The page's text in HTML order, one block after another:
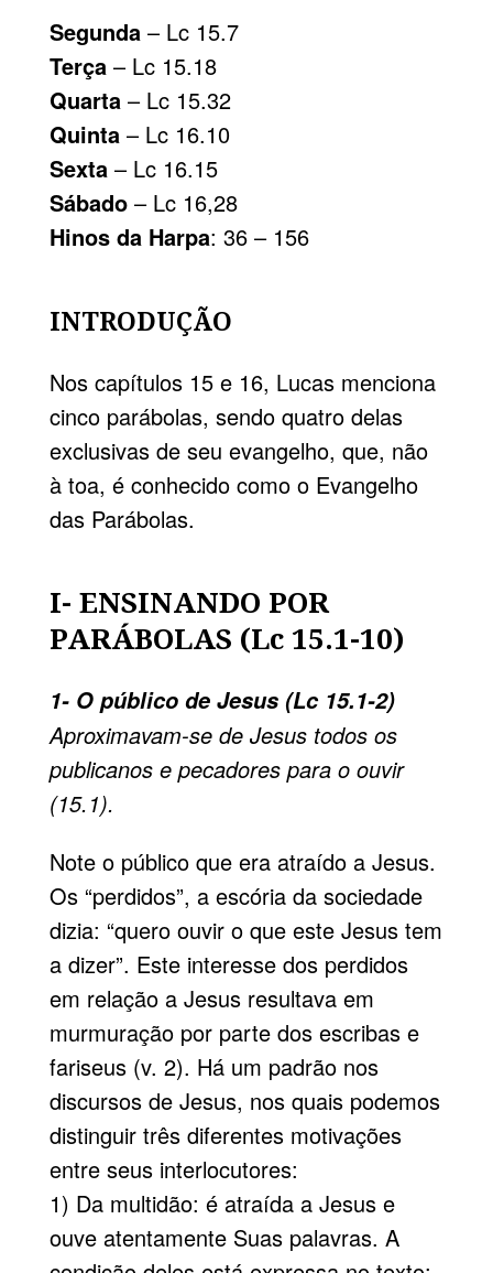
Segunda – Lc 15.7
Terça – Lc 15.18
Quarta – Lc 15.32
Quinta – Lc 16.10
Sexta – Lc 16.15
Sábado – Lc 16,28
Hinos da Harpa: 36 – 156
INTRODUÇÃO
Nos capítulos 15 e 16, Lucas menciona
cinco parábolas, sendo quatro delas
exclusivas de seu evangelho, que, não
à toa, é conhecido como o Evangelho
das Parábolas.
I- ENSINANDO POR
PARÁBOLAS (Lc 15.1-10)
1- O público de Jesus (Lc 15.1-2)
Aproximavam-se de Jesus todos os
publicanos e pecadores para o ouvir
(15.1).
Note o público que era atraído a Jesus.
Os “perdidos”, a escória da sociedade
dizia: “quero ouvir o que este Jesus tem
a dizer”. Este interesse dos perdidos
em relação a Jesus resultava em
murmuração por parte dos escribas e
fariseus (v. 2). Há um padrão nos
discursos de Jesus, nos quais podemos
distinguir três diferentes motivações
entre seus interlocutores:
1) Da multidão: é atraída a Jesus e
ouve atentamente Suas palavras. A